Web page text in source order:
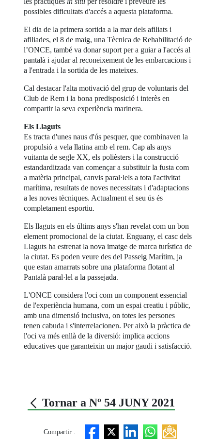
possibles dificultats d'accés a aquesta plataforma.
El dia de la primera sortida a la mar dels afiliats i
afiliades, el 8 de maig, una Tècnica de Rehabilitació de
l’ONCE, també va donar suport per a guiar a l'accés al
pantalà i ajudar al reconeixement de les embarcacions i
a l'entrada i la sortida de les mateixes.
Cal destacar l'alta motivació del grup de voluntaris del
Club de Rem i la bona predisposició i interès en
compartir la seva experiència marinera.
Els Llaguts
Es tracta d'unes naus d'ús pesquer, que combinaven la
propulsió a vela llatina amb el rem. Cap als anys
vuitanta de segle XX, els polièsters i la construcció
estandarditzada van començar a substituir la fusta com
a matèria principal, canvis paral·lels a tota l'activitat
marítima, resultats de noves necessitats i d'adaptacions
a les noves tècniques. Actualment el seu ús és
completament esportiu.
Els llaguts en els últims anys s'han revelat com un bon
element promocional de la ciutat. Enguany, el casc dels
Llaguts ha estrenat la nova imatge de marca turística de
la ciutat. Es poden veure des del Passeig Marítim, ja
que estan amarrats sobre una plataforma flotant al
Pantalà paral·lel a la passejada.
L'ONCE considera l'oci com un component essencial
de l'experiència humana, com un espai creatiu i públic,
amb una dimensió inclusiva, on totes les persones
tenen cabuda i s'interrelacionen. Per això la pràctica de
l'oci va més enllà de la diversió: implica accions
educatives que garanteixin un major gaudi i satisfacció.
Tornar a Nº 54 JUNY 2021
Compartir :